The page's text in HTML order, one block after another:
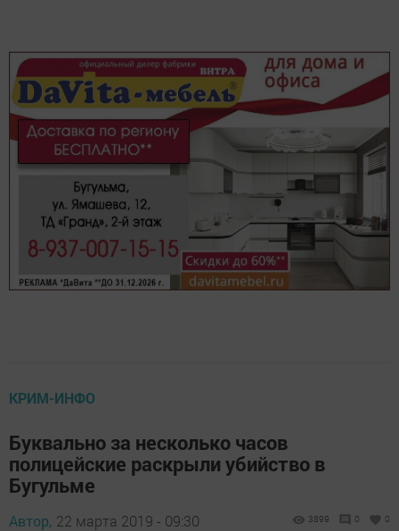
КРИМ-ИНФО
Буквально за несколько часов
полицейские раскрыли убийство в
Бугульме
Автор, 22 марта 2019 - 09:30 3899 0 0